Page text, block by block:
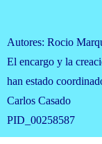
Autores: Rocio
El encargo y la
han estado
Carlos Casado
PID_00258587